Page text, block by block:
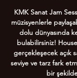
KMK Sanat Jam
müzisyenlerle
dolu dünyasında
bulabilirsiniz!
gerçekleşecek açık
seviye ve tarz fark
bir